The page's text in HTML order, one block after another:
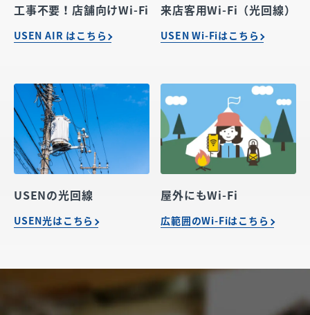
工事不要！店舗向けWi-Fi
USEN AIR はこちら
来店客用Wi-Fi（光回線）
USEN Wi-Fiはこちら
USENの光回線
USEN光はこちら
屋外にもWi-Fi
広範囲のWi-Fiはこちら